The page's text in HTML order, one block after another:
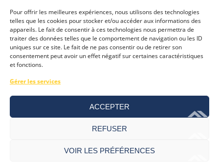
Pour offrir les meilleures expériences, nous utilisons des technologies
telles que les cookies pour stocker et/ou accéder aux informations des
appareils. Le fait de consentir à ces technologies nous permettra de
traiter des données telles que le comportement de navigation ou les ID
uniques sur ce site. Le fait de ne pas consentir ou de retirer son
consentement peut avoir un effet négatif sur certaines caractéristiques
et fonctions.
Gérer les services
ACCEPTER
REFUSER
VOIR LES PRÉFÉRENCES
Notre savoir-faire
Solution en kit
Demander un devis
Nos labels
Plan du site- Mentions légales
Politique de confidentialité